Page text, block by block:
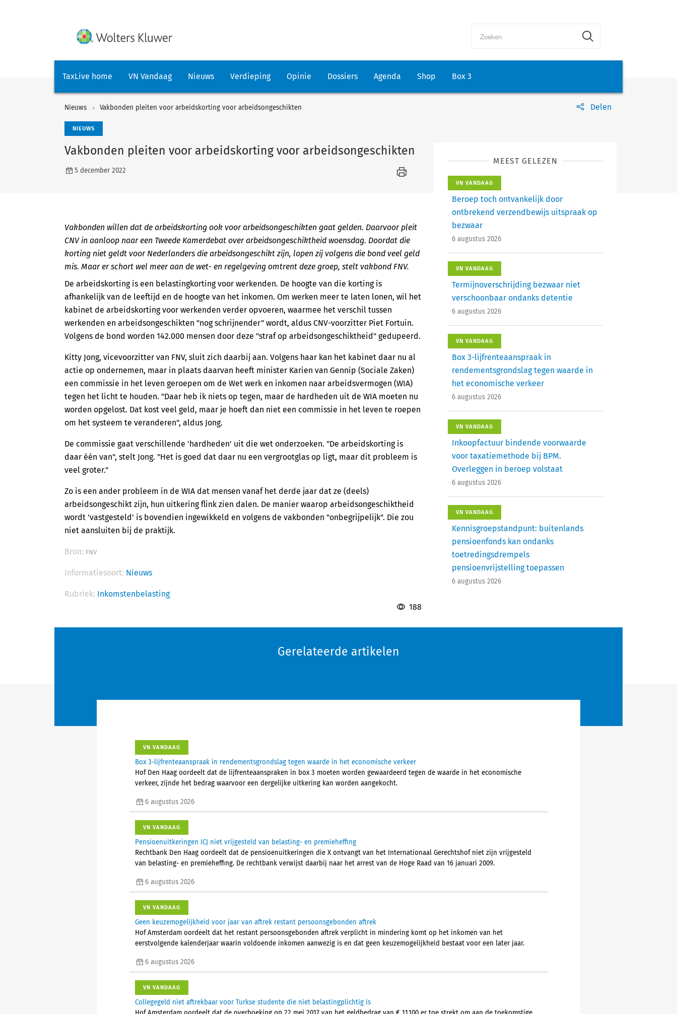
TaxLive home VN Vandaag Nieuws Verdieping Opinie Dossiers Agenda Shop Box 3
Nieuws Vakbonden pleiten voor arbeidskorting voor arbeidsongeschikten Delen
NIEUWS
Vakbonden pleiten voor arbeidskorting voor arbeidsongeschikten
5 december 2022
Vakbonden willen dat de arbeidskorting ook voor arbeidsongeschikten gaat gelden. Daarvoor pleit
CNV in aanloop naar een Tweede Kamerdebat over arbeidsongeschiktheid woensdag. Doordat die
korting niet geldt voor Nederlanders die arbeidsongeschikt zijn, lopen zij volgens die bond veel geld
mis. Maar er schort wel meer aan de wet- en regelgeving omtrent deze groep, stelt vakbond FNV.
De arbeidskorting is een belastingkorting voor werkenden. De hoogte van die korting is
afhankelijk van de leeftijd en de hoogte van het inkomen. Om werken meer te laten lonen, wil het
kabinet de arbeidskorting voor werkenden verder opvoeren, waarmee het verschil tussen
werkenden en arbeidsongeschikten "nog schrijnender" wordt, aldus CNV-voorzitter Piet Fortuin.
Volgens de bond worden 142.000 mensen door deze "straf op arbeidsongeschiktheid" gedupeerd.
Kitty Jong, vicevoorzitter van FNV, sluit zich daarbij aan. Volgens haar kan het kabinet daar nu al
actie op ondernemen, maar in plaats daarvan heeft minister Karien van Gennip (Sociale Zaken)
een commissie in het leven geroepen om de Wet werk en inkomen naar arbeidsvermogen (WIA)
tegen het licht te houden. "Daar heb ik niets op tegen, maar de hardheden uit de WIA moeten nu
worden opgelost. Dat kost veel geld, maar je hoeft dan niet een commissie in het leven te roepen
om het systeem te veranderen", aldus Jong.
De commissie gaat verschillende 'hardheden' uit die wet onderzoeken. "De arbeidskorting is
daar één van", stelt Jong. "Het is goed dat daar nu een vergrootglas op ligt, maar dit probleem is
veel groter."
Zo is een ander probleem in de WIA dat mensen vanaf het derde jaar dat ze (deels)
arbeidsongeschikt zijn, hun uitkering flink zien dalen. De manier waarop arbeidsongeschiktheid
wordt 'vastgesteld' is bovendien ingewikkeld en volgens de vakbonden "onbegrijpelijk". Die zou
niet aansluiten bij de praktijk.
Bron: FNV
Informatiesoort: Nieuws
Rubriek: Inkomstenbelasting
188
MEEST GELEZEN
VN VANDAAG
Beroep toch ontvankelijk door
ontbrekend verzendbewijs uitspraak op
bezwaar
6 augustus 2026
VN VANDAAG
Termijnoverschrijding bezwaar niet
verschoonbaar ondanks detentie
6 augustus 2026
VN VANDAAG
Box 3-lijfrenteaanspraak in
rendementsgrondslag tegen waarde in
het economische verkeer
6 augustus 2026
VN VANDAAG
Inkoopfactuur bindende voorwaarde
voor taxatiemethode bij BPM.
Overleggen in beroep volstaat
6 augustus 2026
VN VANDAAG
Kennisgroepstandpunt: buitenlands
pensioenfonds kan ondanks
toetredingsdrempels
pensioenvrijstelling toepassen
6 augustus 2026
Gerelateerde artikelen
VN VANDAAG
Box 3-lijfrenteaanspraak in rendementsgrondslag tegen waarde in het economische verkeer
Hof Den Haag oordeelt dat de lijfrenteaanspraken in box 3 moeten worden gewaardeerd tegen de waarde in het economische
verkeer, zijnde het bedrag waarvoor een dergelijke uitkering kan worden aangekocht.
6 augustus 2026
VN VANDAAG
Pensioenuitkeringen ICJ niet vrijgesteld van belasting- en premieheffing
Rechtbank Den Haag oordeelt dat de pensioenuitkeringen die X ontvangt van het Internationaal Gerechtshof niet zijn vrijgesteld
van belasting- en premieheffing. De rechtbank verwijst daarbij naar het arrest van de Hoge Raad van 16 januari 2009.
6 augustus 2026
VN VANDAAG
Geen keuzemogelijkheid voor jaar van aftrek restant persoonsgebonden aftrek
Hof Amsterdam oordeelt dat het restant persoonsgebonden aftrek verplicht in mindering komt op het inkomen van het
eerstvolgende kalenderjaar waarin voldoende inkomen aanwezig is en dat geen keuzemogelijkheid bestaat voor een later jaar.
6 augustus 2026
VN VANDAAG
Collegegeld niet aftrekbaar voor Turkse studente die niet belastingplichtig is